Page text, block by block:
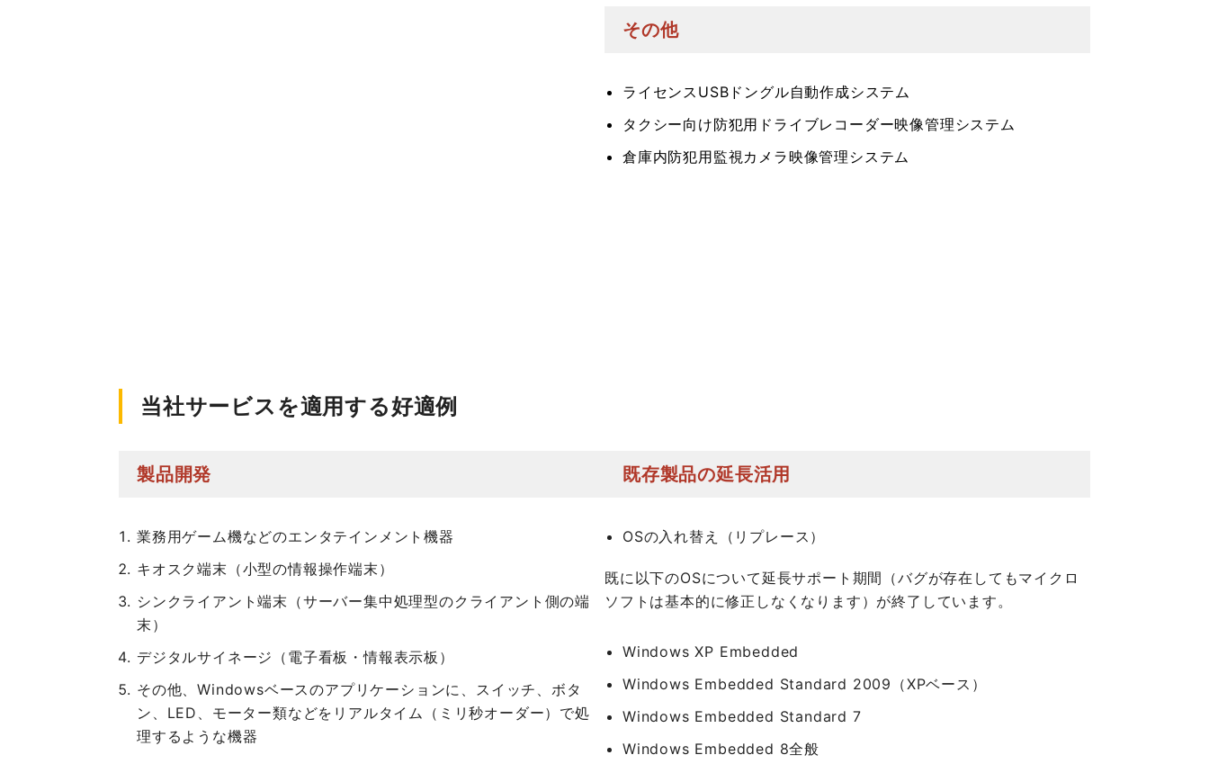
その他
ライセンスUSBドングル自動作成システム
タクシー向け防犯用ドライブレコーダー映像管理システム
倉庫内防犯用監視カメラ映像管理システム
当社サービスを適用する好適例
製品開発
業務用ゲーム機などのエンタテインメント機器
キオスク端末（小型の情報操作端末）
シンクライアント端末（サーバー集中処理型のクライアント側の端
末）
デジタルサイネージ（電子看板・情報表示板）
その他、Windowsベースのアプリケーションに、スイッチ、ボタ
ン、LED、モーター類などをリアルタイム（ミリ秒オーダー）で処
理するような機器
既存製品の延長活用
OSの入れ替え（リプレース）
既に以下のOSについて延長サポート期間（バグが存在してもマイクロ
ソフトは基本的に修正しなくなります）が終了しています。
Windows XP Embedded
Windows Embedded Standard 2009（XPベース）
Windows Embedded Standard 7
Windows Embedded 8全般